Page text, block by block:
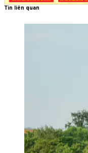
Tin liên quan